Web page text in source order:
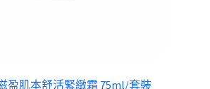
盈肌本舒活緊緻霜 75ml/套裝